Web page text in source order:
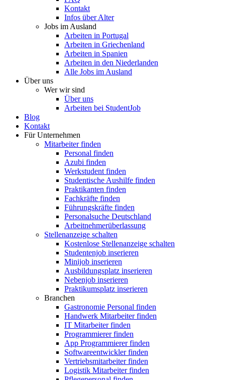
Kontakt
Infos über Alter
Jobs im Ausland
Arbeiten in Portugal
Arbeiten in Griechenland
Arbeiten in Spanien
Arbeiten in den Niederlanden
Alle Jobs im Ausland
Über uns
Wer wir sind
Über uns
Arbeiten bei StudentJob
Blog
Kontakt
Für Unternehmen
Mitarbeiter finden
Personal finden
Azubi finden
Werkstudent finden
Studentische Aushilfe finden
Praktikanten finden
Fachkräfte finden
Führungskräfte finden
Personalsuche Deutschland
Arbeitnehmerüberlassung
Stellenanzeige schalten
Kostenlose Stellenanzeige schalten
Studentenjob inserieren
Minijob inserieren
Ausbildungsplatz inserieren
Nebenjob inserieren
Praktikumsplatz inserieren
Branchen
Gastronomie Personal finden
Handwerk Mitarbeiter finden
IT Mitarbeiter finden
Programmierer finden
App Programmierer finden
Softwareentwickler finden
Vertriebsmitarbeiter finden
Logistik Mitarbeiter finden